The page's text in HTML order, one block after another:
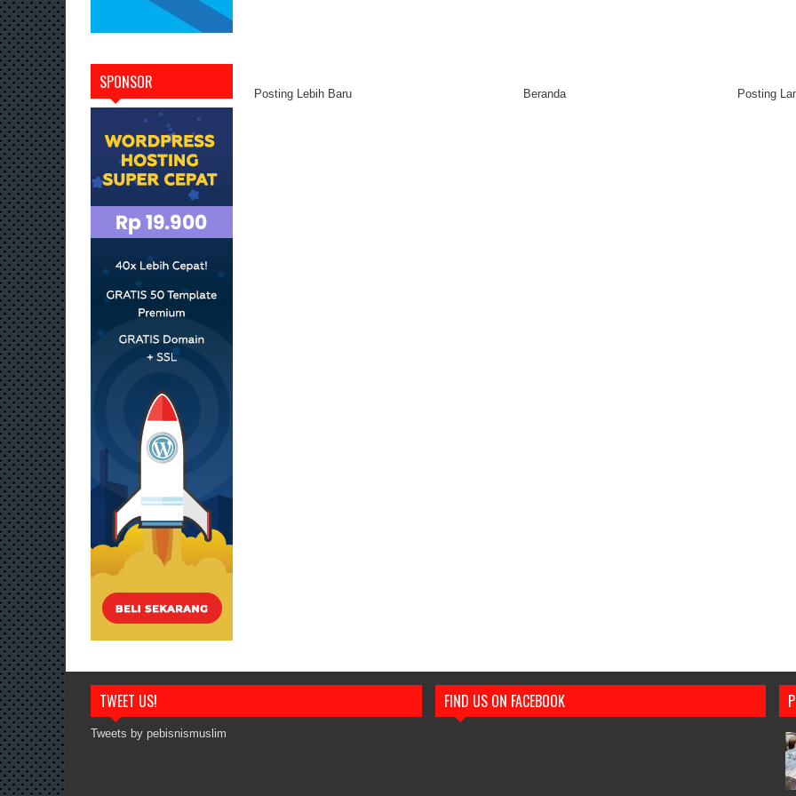
SPONSOR
Posting Lebih Baru Posting
Beranda
TWEET US!
Tweets by pebisnismuslim
FIND US ON FACEBOOK